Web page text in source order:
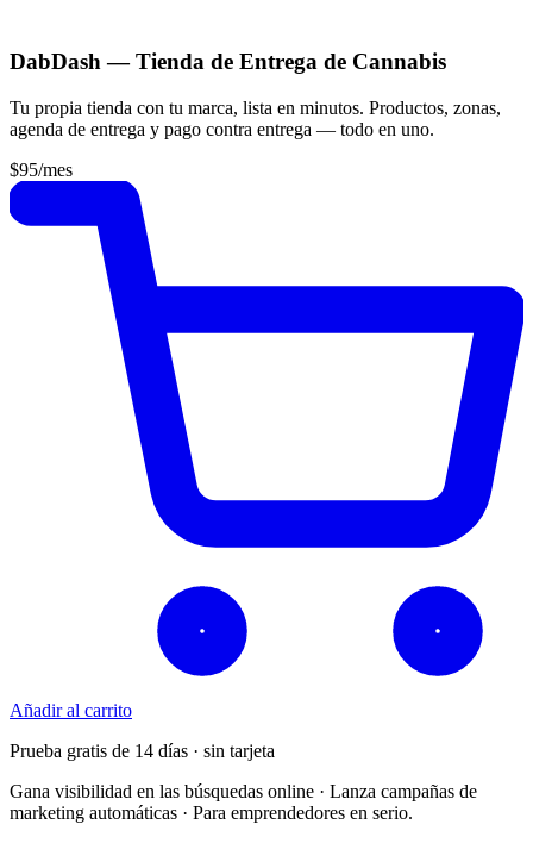
DabDash — Tienda de Entrega de Cannabis
Tu propia tienda con tu marca, lista en minutos. Productos, zonas,
agenda de entrega y pago contra entrega — todo en uno.
$95/mes
Añadir al carrito
Prueba gratis de 14 días · sin tarjeta
Gana visibilidad en las búsquedas online · Lanza campañas de
marketing automáticas · Para emprendedores en serio.